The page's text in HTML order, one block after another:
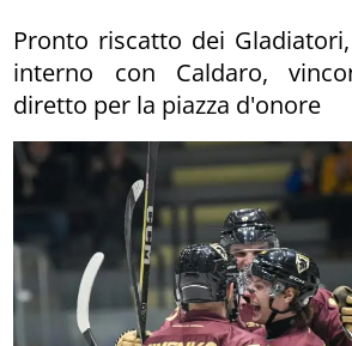
Pronto riscatto dei
interno con Caldaro,
diretto per la piazza d'onore